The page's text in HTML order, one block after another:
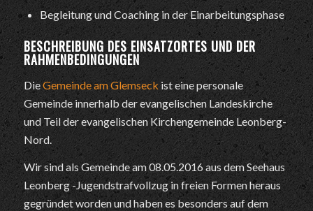
Begleitung und Coaching in der Einarbeitungsphase
BESCHREIBUNG DES EINSATZORTES UND DER
RAHMENBEDINGUNGEN
DieGemeinde am Glemseckist eine personale
Gemeinde innerhalb der evangelischen Landeskirche
und Teil der evangelischen Kirchengemeinde Leonberg-
Nord.
Wir sind als Gemeinde am 08.05.2016 aus dem Seehaus
Leonberg -Jugendstrafvollzug in freien Formen heraus
gegründet worden und haben es besonders auf dem